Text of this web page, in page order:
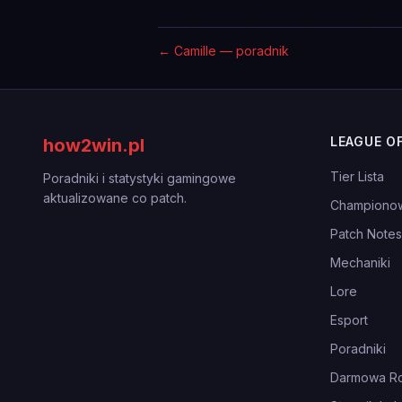
← Camille — poradnik
how2win.pl
Poradniki i statystyki gamingowe
aktualizowane co patch.
LEAGUE
Tier Lista
Patch Notes
Mechaniki
Lore
Esport
Poradniki
Darmowa